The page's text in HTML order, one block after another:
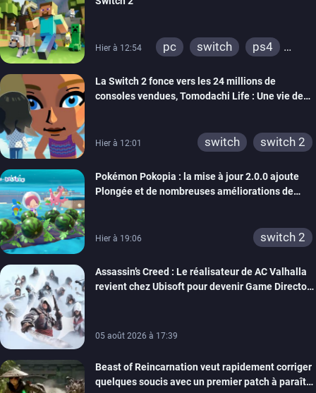
Hier à 12:54 pc switch
ps4
wiiu
3ds
ps3
xbox 360
switch 2
La Switch 2 fonce vers les 24 millions de
consoles vendues, Tomodachi Life : Une vie de
Hier à 12:01 switch switch 2
Pokémon Pokopia : la mise à jour 2.0.0 ajoute
Plongée et de nombreuses améliorations de
Hier à 19:06 switch 2
Assassin’s Creed : Le réalisateur de AC Valhalla
revient chez Ubisoft pour devenir Game Director
05 août 2026 à 17:39
Beast of Reincarnation veut rapidement corriger
quelques soucis avec un premier patch à paraître